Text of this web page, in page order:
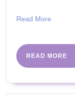
Read More
READ MORE